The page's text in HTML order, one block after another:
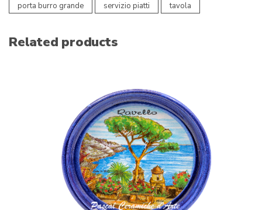
porta burro grande
servizio piatti tavola
Related products